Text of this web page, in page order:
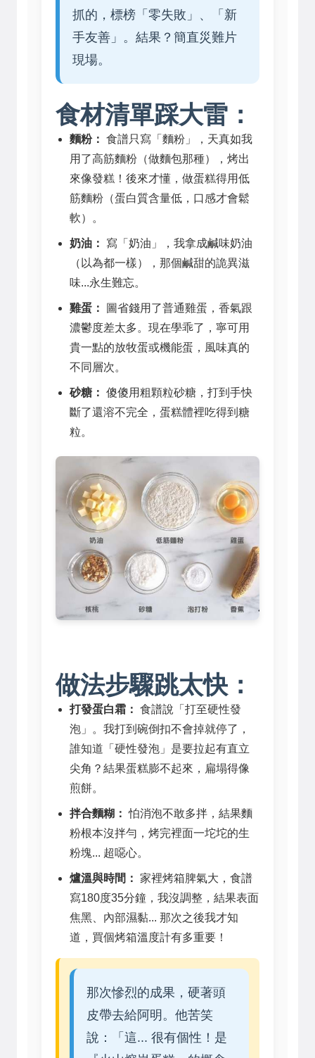
抓的，標榜「零失敗」、「新
手友善」。結果？簡直災難片
現場。
食材清單踩大雷：
麵粉： 食譜只寫「麵粉」，天真如我
用了高筋麵粉（做麵包那種），烤出
來像發糕！後來才懂，做蛋糕得用低
筋麵粉（蛋白質含量低，口感才會鬆
軟）。
奶油：
寫「奶油」，我拿成鹹味奶油
（以為都一樣），那個鹹甜的詭異滋
味...永生難忘。
雞蛋：
圖省錢用了普通雞蛋，香氣跟
濃鬱度差太多。現在學乖了，寧可用
貴一點的放牧蛋或機能蛋，風味真的
不同層次。
砂糖： 傻傻用粗顆粒砂糖，打到手快
斷了還溶不完全，蛋糕體裡吃得到糖
粒。
做法步驟跳太快：
打發蛋白霜： 食譜說「打至硬性發
泡」。我打到碗倒扣不會掉就停了，
誰知道「硬性發泡」是要拉起有直立
尖角？結果蛋糕膨不起來，扁塌得像
煎餅。
拌合麵糊： 怕消泡不敢多拌，結果麵
粉根本沒拌勻，烤完裡面一坨坨的生
粉塊... 超噁心。
爐溫與時間： 家裡烤箱脾氣大，食譜
寫180度35分鐘，我沒調整，結果表面
焦黑、內部濕黏... 那次之後我才知
道，買個烤箱溫度計有多重要！
那次慘烈的成果，硬著頭
皮帶去給阿明。他苦笑
說：「這... 很有個性！是